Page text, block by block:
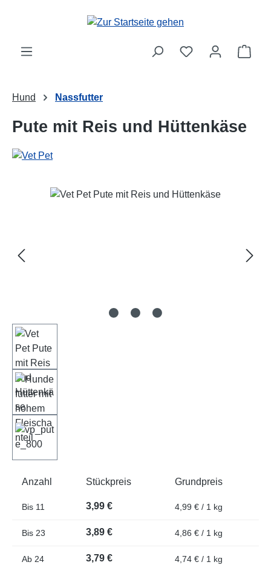
Zum Hauptinhalt springen
Hund Nassfutter
Pute mit Reis und Hüttenkäse
Bildergalerie überspringen
Anzahl Stückpreis Grundpreis
Bis 11 3,99 € 4,99 € / 1 kg
Bis 23 3,89 € 4,86 € / 1 kg
Ab 24 3,79 € 4,74 € / 1 kg